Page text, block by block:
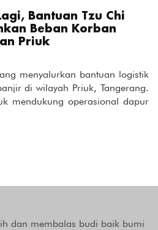
Bantuan Tzu Chi
Beban Korban
Priuk
menyalurkan bantuan logistik
di wilayah Priuk, Tangerang.
mendukung operasional dapur
dan membalas budi baik bumi